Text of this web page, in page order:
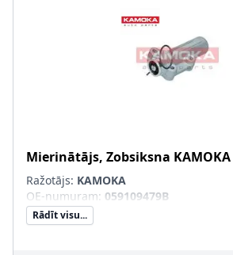
Mierinātājs, Zobsiksna KAMOKA
Ražotājs: KAMOKA
OE-numuram: 059109479B
Rādīt visu...